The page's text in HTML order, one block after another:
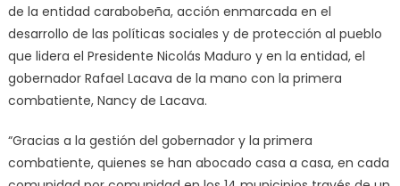
de la entidad carabobeña, acción enmarcada en el
desarrollo de las políticas sociales y de protección al pueblo
que lidera el Presidente Nicolás Maduro y en la entidad, el
gobernador Rafael Lacava de la mano con la primera
combatiente, Nancy de Lacava.
“Gracias a la gestión del gobernador y la primera
combatiente, quienes se han abocado casa a casa, en cada